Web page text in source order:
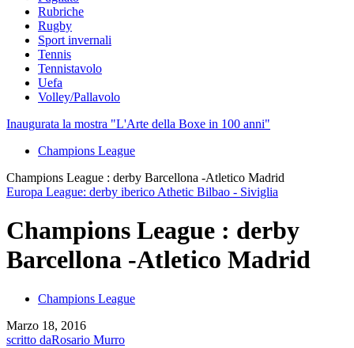
Rubriche
Rugby
Sport invernali
Tennis
Tennistavolo
Uefa
Volley/Pallavolo
Inaugurata la mostra "L'Arte della Boxe in 100 anni"
Champions League
Champions League : derby Barcellona -Atletico Madrid
Europa League: derby iberico Athetic Bilbao - Siviglia
Champions League : derby
Barcellona -Atletico Madrid
Champions League
Marzo 18, 2016
scritto daRosario Murro